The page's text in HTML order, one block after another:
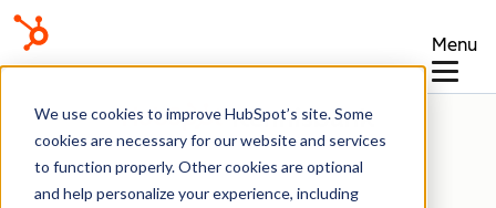
We use cookies to improve HubSpot’s site. Some
cookies are necessary for our website and services
to function properly. Other cookies are optional
and help personalize your experience, including
Menu
Kennisbank